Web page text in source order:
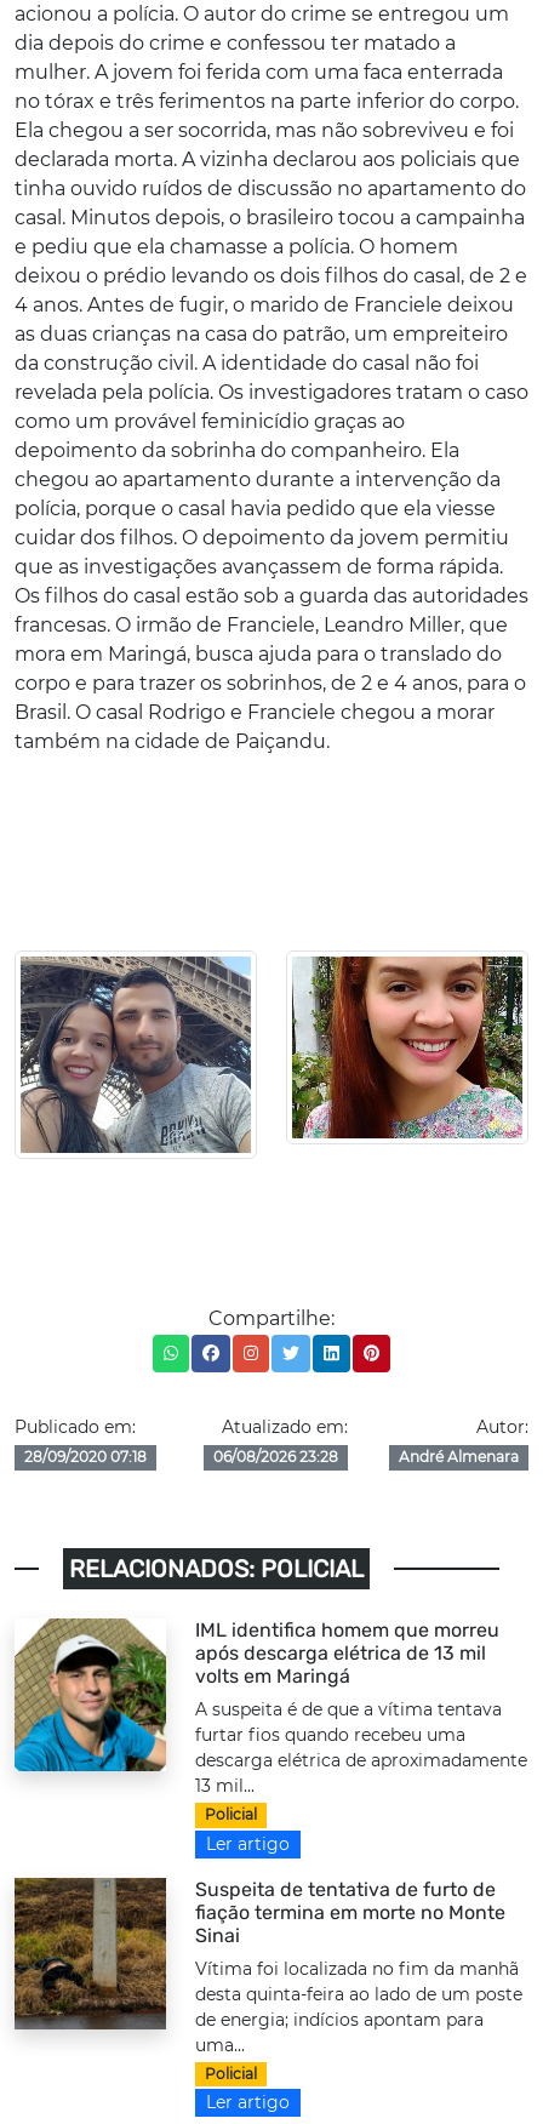
acionou a polícia. O autor do crime se entregou um
dia depois do crime e confessou ter matado a
mulher. A jovem foi ferida com uma faca enterrada
no tórax e três ferimentos na parte inferior do corpo.
Ela chegou a ser socorrida, mas não sobreviveu e foi
declarada morta. A vizinha declarou aos policiais que
tinha ouvido ruídos de discussão no apartamento do
casal. Minutos depois, o brasileiro tocou a campainha
e pediu que ela chamasse a polícia. O homem
deixou o prédio levando os dois filhos do casal, de 2 e
4 anos. Antes de fugir, o marido de Franciele deixou
as duas crianças na casa do patrão, um empreiteiro
da construção civil. A identidade do casal não foi
revelada pela polícia. Os investigadores tratam o caso
como um provável feminicídio graças ao
depoimento da sobrinha do companheiro. Ela
chegou ao apartamento durante a intervenção da
polícia, porque o casal havia pedido que ela viesse
cuidar dos filhos. O depoimento da jovem permitiu
que as investigações avançassem de forma rápida.
Os filhos do casal estão sob a guarda das autoridades
francesas. O irmão de Franciele, Leandro Miller, que
mora em Maringá, busca ajuda para o translado do
corpo e para trazer os sobrinhos, de 2 e 4 anos, para o
Brasil. O casal Rodrigo e Franciele chegou a morar
também na cidade de Paiçandu.
Compartilhe:
Publicado em:
28/09/2020 07:18
Atualizado em:
06/08/2026 23:28
Autor:
André Almenara
RELACIONADOS: POLICIAL
IML identifica homem que morreu
após descarga elétrica de 13 mil
volts em Maringá
A suspeita é de que a vítima tentava
furtar fios quando recebeu uma
descarga elétrica de aproximadamente
13 mil...
Policial
Ler artigo
Suspeita de tentativa de furto de
fiação termina em morte no Monte
Sinai
Vítima foi localizada no fim da manhã
desta quinta-feira ao lado de um poste
de energia; indícios apontam para
uma...
Policial
Ler artigo